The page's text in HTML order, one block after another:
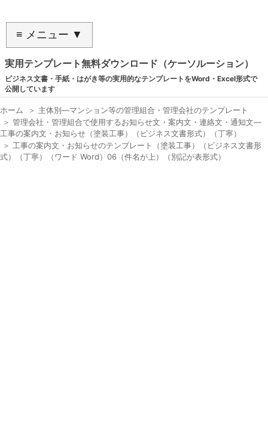
≡ メニュー ▼
実用テンプレート無料ダウンロード（ケーソルーション）
ビジネス文書・手紙・はがき等の実用的なテンプレートをWord・Excel形式で
公開しています
ホーム ＞ 主体別―マンション等の管理組合・管理会社のテンプレート
＞ 管理会社・管理組合で使用するお知らせ文・案内文・連絡文・通知文―
工事の案内文・お知らせ（塗装工事）（ビジネス文書形式）（丁寧）
＞ 工事の案内文・お知らせのテンプレート（塗装工事）（ビジネス文書形
式）（丁寧）（ワード Word）06（件名が上）（別記が表形式）